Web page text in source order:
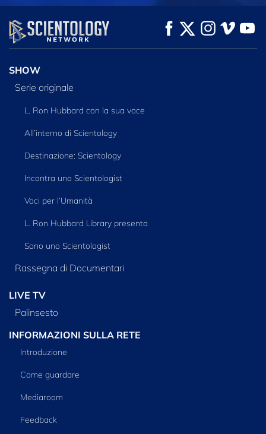
GUARDA
ESPLORA LE
SERIE
SHOW
Serie originale
L. Ron Hubbard con la sua voce
All’interno di Scientology
Destinazione: Scientology
Incontra uno Scientologist
Voci per l’Umanità
L. Ron Hubbard Library presenta
Sono uno Scientologist
Rassegna di Documentari
LIVE TV
Palinsesto
INFORMAZIONI SULLA RETE
Introduzione
Come guardare
Mediaroom
Feedback